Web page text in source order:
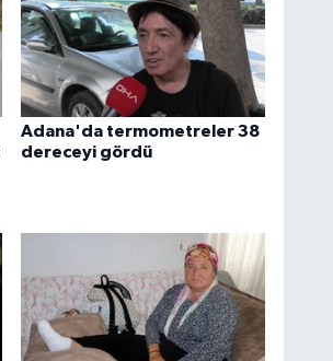
Adana'da termometreler 38
dereceyi gördü